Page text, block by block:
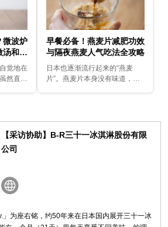
微波炉
汤和调
觉地在
然直接
早餐必备！燕麦片减肥功效
与隔夜燕麦人气吃法全攻略
日本也逐渐流行起来的“燕麦
片”。燕麦片本身没有味道，因
快速完成的几种吃法！
【采访协助】B-R三十一冰淇淋股份有限
公司
」为座右铭，约50年来在日本国内展开三十一冰